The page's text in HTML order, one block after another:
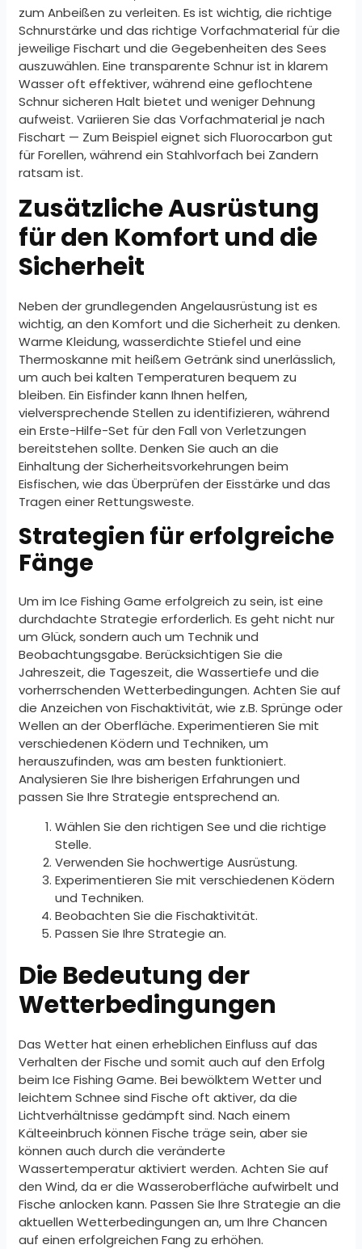
zum Anbeißen zu verleiten. Es ist wichtig, die richtige
Schnurstärke und das richtige Vorfachmaterial für die
jeweilige Fischart und die Gegebenheiten des Sees
auszuwählen. Eine transparente Schnur ist in klarem
Wasser oft effektiver, während eine geflochtene
Schnur sicheren Halt bietet und weniger Dehnung
aufweist. Variieren Sie das Vorfachmaterial je nach
Fischart — Zum Beispiel eignet sich Fluorocarbon gut
für Forellen, während ein Stahlvorfach bei Zandern
ratsam ist.
Zusätzliche Ausrüstung
für den Komfort und die
Sicherheit
Neben der grundlegenden Angelausrüstung ist es
wichtig, an den Komfort und die Sicherheit zu denken.
Warme Kleidung, wasserdichte Stiefel und eine
Thermoskanne mit heißem Getränk sind unerlässlich,
um auch bei kalten Temperaturen bequem zu
bleiben. Ein Eisfinder kann Ihnen helfen,
vielversprechende Stellen zu identifizieren, während
ein Erste-Hilfe-Set für den Fall von Verletzungen
bereitstehen sollte. Denken Sie auch an die
Einhaltung der Sicherheitsvorkehrungen beim
Eisfischen, wie das Überprüfen der Eisstärke und das
Tragen einer Rettungsweste.
Strategien für erfolgreiche
Fänge
Um im Ice Fishing Game erfolgreich zu sein, ist eine
durchdachte Strategie erforderlich. Es geht nicht nur
um Glück, sondern auch um Technik und
Beobachtungsgabe. Berücksichtigen Sie die
Jahreszeit, die Tageszeit, die Wassertiefe und die
vorherrschenden Wetterbedingungen. Achten Sie auf
die Anzeichen von Fischaktivität, wie z.B. Sprünge oder
Wellen an der Oberfläche. Experimentieren Sie mit
verschiedenen Ködern und Techniken, um
herauszufinden, was am besten funktioniert.
Analysieren Sie Ihre bisherigen Erfahrungen und
passen Sie Ihre Strategie entsprechend an.
Wählen Sie den richtigen See und die richtige
Stelle.
Verwenden Sie hochwertige Ausrüstung.
Experimentieren Sie mit verschiedenen Ködern
und Techniken.
Beobachten Sie die Fischaktivität.
Passen Sie Ihre Strategie an.
Die Bedeutung der
Wetterbedingungen
Das Wetter hat einen erheblichen Einfluss auf das
Verhalten der Fische und somit auch auf den Erfolg
beim Ice Fishing Game. Bei bewölktem Wetter und
leichtem Schnee sind Fische oft aktiver, da die
Lichtverhältnisse gedämpft sind. Nach einem
Kälteeinbruch können Fische träge sein, aber sie
können auch durch die veränderte
Wassertemperatur aktiviert werden. Achten Sie auf
den Wind, da er die Wasseroberfläche aufwirbelt und
Fische anlocken kann. Passen Sie Ihre Strategie an die
aktuellen Wetterbedingungen an, um Ihre Chancen
auf einen erfolgreichen Fang zu erhöhen.